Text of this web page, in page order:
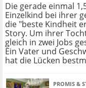
Die gerade einmal
Einzelkind bei ihrer
die "beste Kindheit
Story. Um ihrer
gleich in zwei Jobs
Ein Vater und
hat die Lücken
PROMIS &